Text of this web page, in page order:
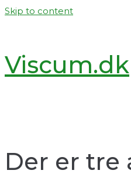
Skip to content
Viscum.dk
Der er tre